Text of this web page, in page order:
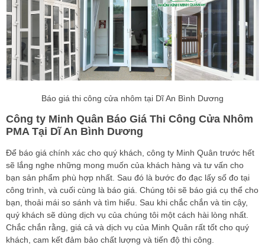
Báo giá thi công cửa nhôm tại Dĩ An Bình Dương
Công ty Minh Quân Báo Giá Thi Công Cửa Nhôm
PMA Tại Dĩ An Bình Dương
Để báo giá chính xác cho quý khách, công ty Minh Quân trước hết
sẽ lắng nghe những mong muốn của khách hàng và tư vấn cho
bạn sản phẩm phù hợp nhất. Sau đó là bước đo đạc lấy số đo tại
công trình, và cuối cùng là báo giá. Chúng tôi sẽ báo giá cụ thể cho
bạn, thoải mái so sánh và tìm hiểu. Sau khi chắc chắn và tin cậy,
quý khách sẽ dùng dịch vụ của chúng tôi một cách hài lòng nhất.
Chắc chắn rằng, giá cả và dịch vụ của Minh Quân rất tốt cho quý
khách, cam kết đảm bảo chất lượng và tiến độ thi công.